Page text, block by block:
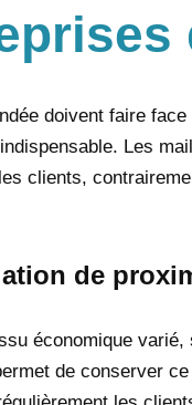
doivent faire
Les
clients,
de
économique
de conserver